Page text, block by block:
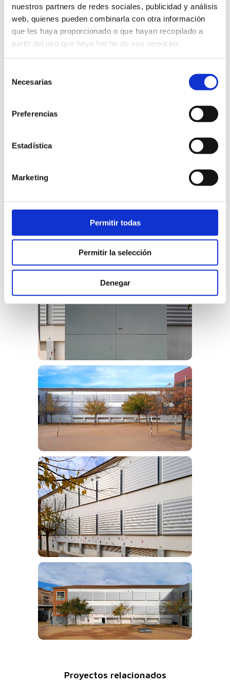
nuestros partners de redes sociales, publicidad y análisis
web, quienes pueden combinarla con otra información
que les haya proporcionado o que hayan recopilado a
partir del uso que haya hecho de sus servicios.
Necesarias
Preferencias
Estadística
Marketing
Permitir todas
Permitir la selección
Denegar
lamas
instaladas
Proyectos relacionados